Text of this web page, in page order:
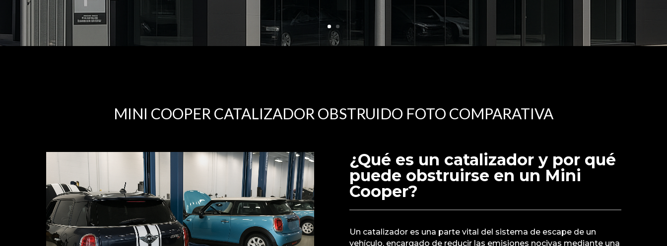
MINI COOPER CATALIZADOR OBSTRUIDO FOTO COMPARATIVA
¿Qué es un catalizador y por qué
puede obstruirse en un Mini
Cooper?
Un catalizador es una parte vital del sistema de escape de un
vehículo, encargado de reducir las emisiones nocivas mediante una